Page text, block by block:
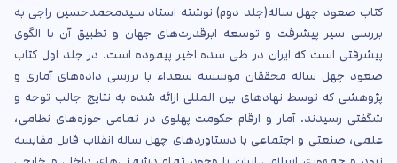
کتاب صعود چهل ساله(جلد دوم) نوشته استاد سیدمحمدحسین راجی به
بررسی سیر پیشرفت و توسعه ابرقدرت‌های جهان و تطبیق آن با الگوی
پیشرفتی است که ایران در طی سده اخیر پیموده است. در جلد اول کتاب
صعود چهل ساله محققان موسسه سعداء با بررسی داده‌های آماری و
پژوهشی که توسط نهادهای بین المللی ارائه شده به نتایج جالب توجه و
شگفتی رسیدند. آمار و ارقام حکومت پهلوی در تمامی حوزه‌های نظامی،
علمی، صنعتی و اجتماعی با دستاوردهای چهل ساله انقلاب قابل مقایسه